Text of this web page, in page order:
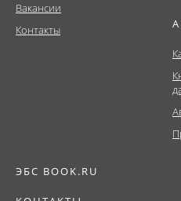
Вакансии
Контакты
ЭБС BOOK.RU